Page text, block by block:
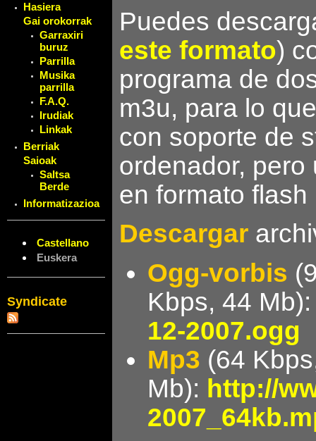
Hasiera
Gai orokorrak
Garraxiri
buruz
Parrilla
Musika
parrilla
F.A.Q.
Irudiak
Linkak
Berriak
Saioak
Saltsa
Berde
Informatizazioa
Castellano
Euskera
Syndicate
Puedes
este formato)
programa de
m3u, para lo
con soporte de
ordenador,
en formato flash
Descargar
Ogg-vorbis
Kbps, 44
12-2007.ogg
Mp3 (64
Mb): http://